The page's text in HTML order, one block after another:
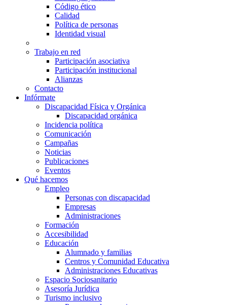
Código ético
Calidad
Política de personas
Identidad visual
Trabajo en red
Participación asociativa
Participación institucional
Alianzas
Contacto
Infórmate
Discapacidad Física y Orgánica
Discapacidad orgánica
Incidencia política
Comunicación
Campañas
Noticias
Publicaciones
Eventos
Qué hacemos
Empleo
Personas con discapacidad
Empresas
Administraciones
Formación
Accesibilidad
Educación
Alumnado y familias
Centros y Comunidad Educativa
Administraciones Educativas
Espacio Sociosanitario
Asesoría Jurídica
Turismo inclusivo